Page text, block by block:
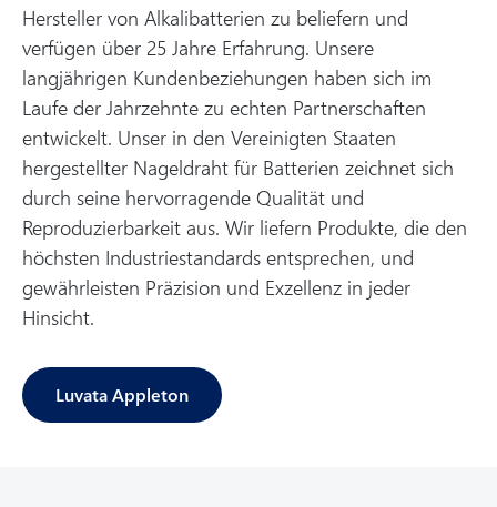
Hersteller von Alkalibatterien zu beliefern und
verfügen über 25 Jahre Erfahrung. Unsere
langjährigen Kundenbeziehungen haben sich im
Laufe der Jahrzehnte zu echten Partnerschaften
entwickelt. Unser in den Vereinigten Staaten
hergestellter Nageldraht für Batterien zeichnet sich
durch seine hervorragende Qualität und
Reproduzierbarkeit aus. Wir liefern Produkte, die den
höchsten Industriestandards entsprechen, und
gewährleisten Präzision und Exzellenz in jeder
Hinsicht.
Luvata Appleton